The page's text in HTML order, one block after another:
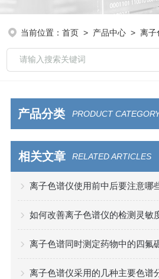
当前位置：首页 > 产品中心 >离子
产品分类 PRODUCT
相关文章 RELATED ARTICLES
离子色谱仪使用前中后要注意哪
如何改善离子色谱仪的检测灵敏
离子色谱仪采用的几种主要色谱